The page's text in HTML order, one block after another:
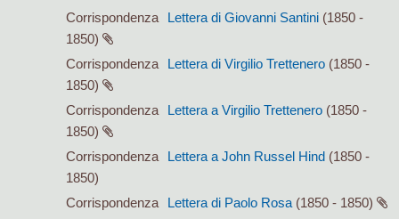
Corrispondenza Lettera di Giovanni Santini (1850 -
1850)
Corrispondenza
Lettera di Virgilio Trettenero (1850 -
1850)
Corrispondenza
Lettera a Virgilio Trettenero (1850 -
1850)
Corrispondenza
Lettera a John Russel Hind (1850 -
1850)
Corrispondenza
Lettera di Paolo Rosa (1850 - 1850)